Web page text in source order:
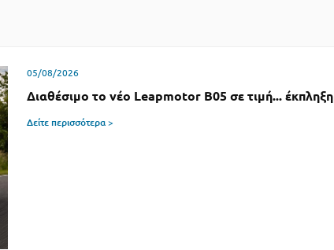
05/08/2026
Διαθέσιμο το νέο Leapmotor B05 σε τιμή... έκπληξη
Δείτε περισσότερα >